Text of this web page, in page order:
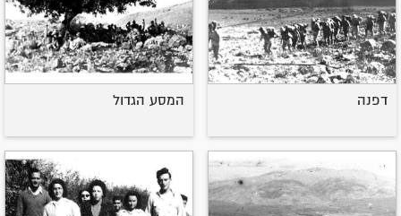
דפנה המסע הגדול